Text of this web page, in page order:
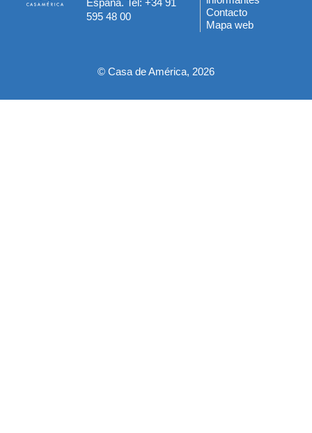
595 48 00
del
pie
Contacto
Mapa web
© Casa de América, 2026